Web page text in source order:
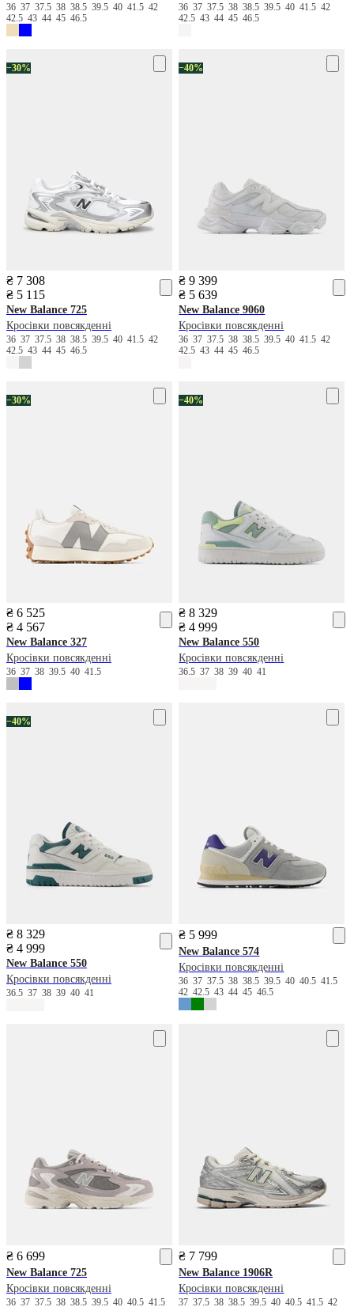
36 37 37.5 38 38.5 39.5 40 41.5 42
42.5 43 44 45 46.5
363737.53838.539.54041.542
42.543444546.5
−30%
₴ 7 308
₴ 5 115
New Balance 725
Кросівки повсякденні
36 37 37.5 38 38.5 39.5 40 41.5 42
42.5 43 44 45 46.5
−40%
₴ 9 399
₴ 5 639
New Balance 9060
Кросівки повсякденні
363737.53838.539.54041.542
42.543444546.5
−30%
₴ 6 525
₴ 4 567
New Balance 327
Кросівки повсякденні
36 37 38 39.5 40 41.5
−40%
₴ 8 329
₴ 4 999
New Balance 550
Кросівки повсякденні
36.53738394041
−40%
₴ 8 329
₴ 4 999
New Balance 550
Кросівки повсякденні
36.5 37 38 39 40 41
₴ 5 999
New Balance 574
Кросівки повсякденні
363737.53838.539.54040.541.5
4242.543444546.5
₴ 6 699
New Balance 725
Кросівки повсякденні
36 37 37.5 38 38.5 39.5 40 40.5 41.5
₴ 7 799
New Balance 1906R
Кросівки повсякденні
3737.53838.539.54040.541.542